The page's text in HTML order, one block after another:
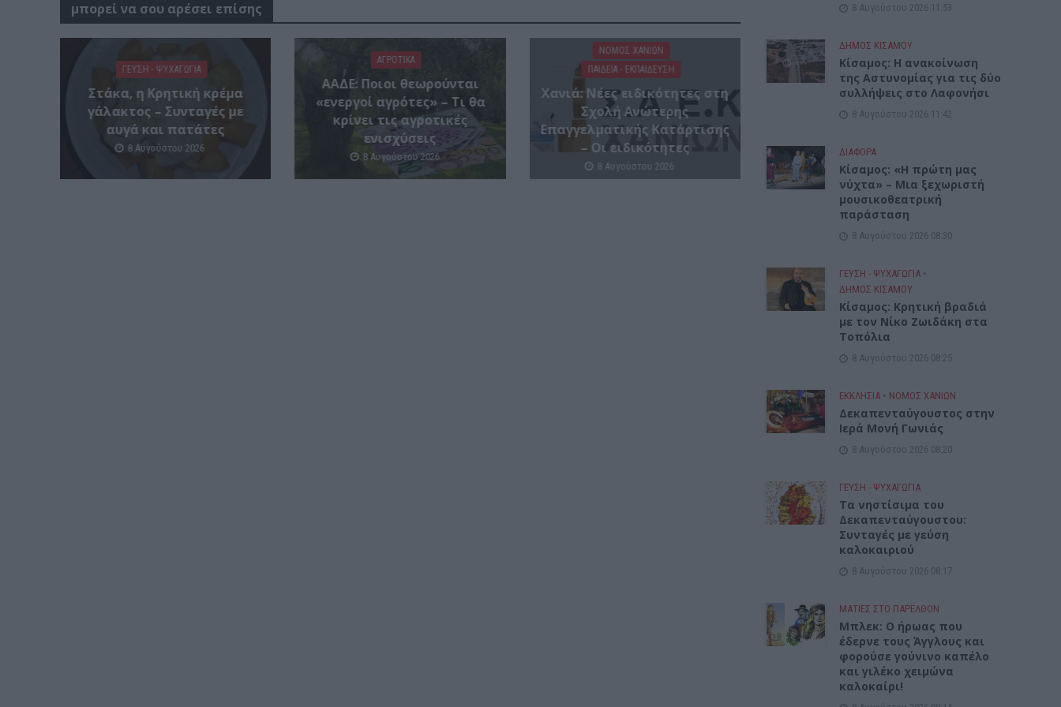
μπορεί να σου αρέσει επίσης
ΓΕΎΣΗ - ΨΥΧΑΓΩΓΊΑ
Στάκα, η Κρητική κρέμα
γάλακτος – Συνταγές με
αυγά και πατάτες
8 Αυγούστου 2026
ΑΓΡΟΤΙΚΑ
ΑΑΔΕ: Ποιοι θεωρούνται
«ενεργοί αγρότες» – Τι θα
κρίνει τις αγροτικές
ενισχύσεις
8 Αυγούστου 2026
ΝΟΜΌΣ ΧΑΝΊΩΝ
ΠΑΙΔΕΙΑ - ΕΚΠΑΙΔΕΥΣΗ
Χανιά: Νέες ειδικότητες στη
Σχολή Ανώτερης
Επαγγελματικής Κατάρτισης
– Οι ειδικότητες
8 Αυγούστου 2026
8 Αυγούστου 2026 11:53
ΔΉΜΟΣ ΚΙΣΆΜΟΥ
Κίσαμος: Η ανακοίνωση
της Αστυνομίας για τις δύο
συλλήψεις στο Λαφονήσι
8 Αυγούστου 2026 11:42
ΔΙΆΦΟΡΑ
Κίσαμος: «Η πρώτη μας
νύχτα» – Μια ξεχωριστή
μουσικοθεατρική
παράσταση
8 Αυγούστου 2026 08:30
ΓΕΎΣΗ - ΨΥΧΑΓΩΓΊΑ •
ΔΉΜΟΣ ΚΙΣΆΜΟΥ
Kίσαμος: Κρητική βραδιά
με τον Νίκο Ζωιδάκη στα
Τοπόλια
8 Αυγούστου 2026 08:25
ΕΚΚΛΗΣΙΑ • ΝΟΜΌΣ ΧΑΝΊΩΝ
Δεκαπενταύγουστος στην
Ιερά Μονή Γωνιάς
8 Αυγούστου 2026 08:20
ΓΕΎΣΗ - ΨΥΧΑΓΩΓΊΑ
Τα νηστίσιμα του
Δεκαπενταύγουστου:
Συνταγές με γεύση
καλοκαιριού
8 Αυγούστου 2026 08:17
ΜΑΤΙΕΣ ΣΤΟ ΠΑΡΕΛΘΟΝ
Μπλεκ: O ήρωας που
έδερνε τους Άγγλους και
φορούσε γούνινο καπέλο
και γιλέκο χειμώνα
καλοκαίρι!